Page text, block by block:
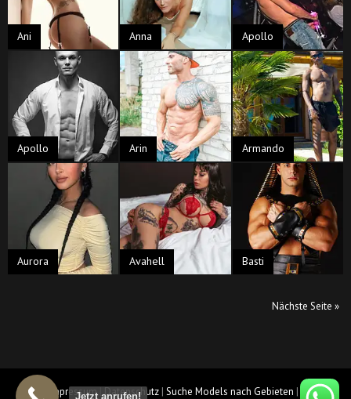
Ani Anna Apollo
Apollo Arin Armando
Aurora Avahell Basti
Nächste Seite »
AGB Impressum|Datenschutz | Suche Models nach Gebieten | Städte
Jetzt anrufen!